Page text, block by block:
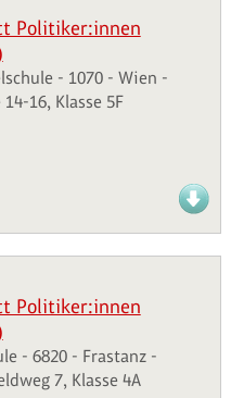
Politiker:innen
- 1070 - Wien -
14-16, Klasse 5F
Politiker:innen
- 6820 - Frastanz -
7, Klasse 4A